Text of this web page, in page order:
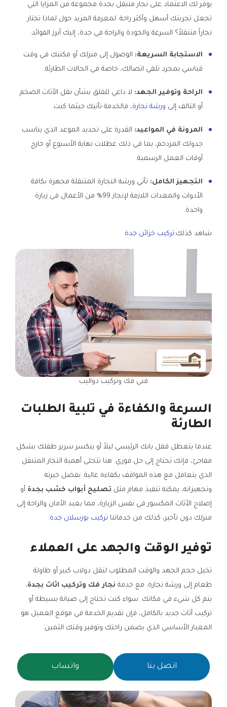
يوفر لك الاعتماد على نجار متنقل بجدة مجموعة من المزايا التي
تجعل تجربتك أسهل وأكثر راحة. لمعرفة المزيد حول لماذا تختار
نجاراً متنقلاً؟ السرعة والجودة والراحة في جدة، إليك أبرز الفوائد:
الاستجابة السريعة: الوصول إلى منزلك أو مكتبك في وقت
قياسي بمجرد تلقي اتصالك، خاصة في الحالات الطارئة.
الراحة وتوفير الجهد: لا داعي للقلق بشأن نقل الأثاث الضخم
أو التالف إلى ورشة نجارة، فالخدمة تأتيك حيثما كنت.
المرونة في المواعيد: القدرة على تحديد الموعد الذي يناسب
جدولك المزدحم، بما في ذلك عطلات نهاية الأسبوع أو خارج
أوقات العمل الرسمية.
التجهيز الكامل: تأتي ورشة النجارة المتنقلة مجهزة بكافة
الأدوات والمعدات اللازمة لإنجاز 99% من الأعمال في زيارة
واحدة.
شاهد كذلك:تركيب خزائن جدة
فني فك وتركيب دواليب
السرعة والكفاءة في تلبية الطلبات
الطارئة
عندما يتعطل قفل بابك الرئيسي ليلاً أو ينكسر سرير طفلك بشكل
مفاجئ، فإنك تحتاج إلى حل فوري. هنا تتجلى أهمية النجار المتنقل
الذي يتعامل مع هذه المواقف بكفاءة عالية. بفضل خبرته
وتجهيزاته، يمكنه تنفيذ مهام مثل تصليح أبواب خشب بجدة أو
إصلاح الأثاث المكسور في نفس الزيارة، مما يعيد الأمان والراحة إلى
منزلك دون تأخير، كذلك من خدماتنا تركيب بورسلان جدة.
توفير الوقت والجهد على العملاء
تخيل حجم الجهد والوقت المطلوب لنقل دولاب كبير أو طاولة
طعام إلى ورشة نجارة. مع خدمة نجار فك وتركيب اثاث بجدة،
يتم كل شيء في مكانك. سواء كنت تحتاج إلى صيانة بسيطة أو
تركيب أثاث جديد بالكامل، فإن تقديم الخدمة في موقع العميل هو
المعيار الأساسي الذي يضمن راحتك وتوفير وقتك الثمين.
اتصل بنا واتساب